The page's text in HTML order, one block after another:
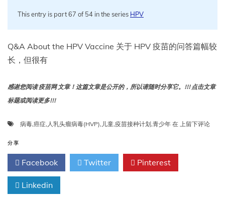
接
临
指
This entry is part 67 of 54 in the series HPV
Q&A About the HPV Vaccine 关于 HPV 疫苗的问答篇幅较
长，但很有
感谢您阅读 疫苗网 文章！这篇文章是公开的，所以请随时分享它。!!! 点击文章
标题或阅读更多!!!
病毒,癌症, 人乳头瘤病毒(HVP), 儿童,疫苗接种计划,青少年 在 关
上留下评论
分享
Facebook Twitter Pinterest
Linkedin